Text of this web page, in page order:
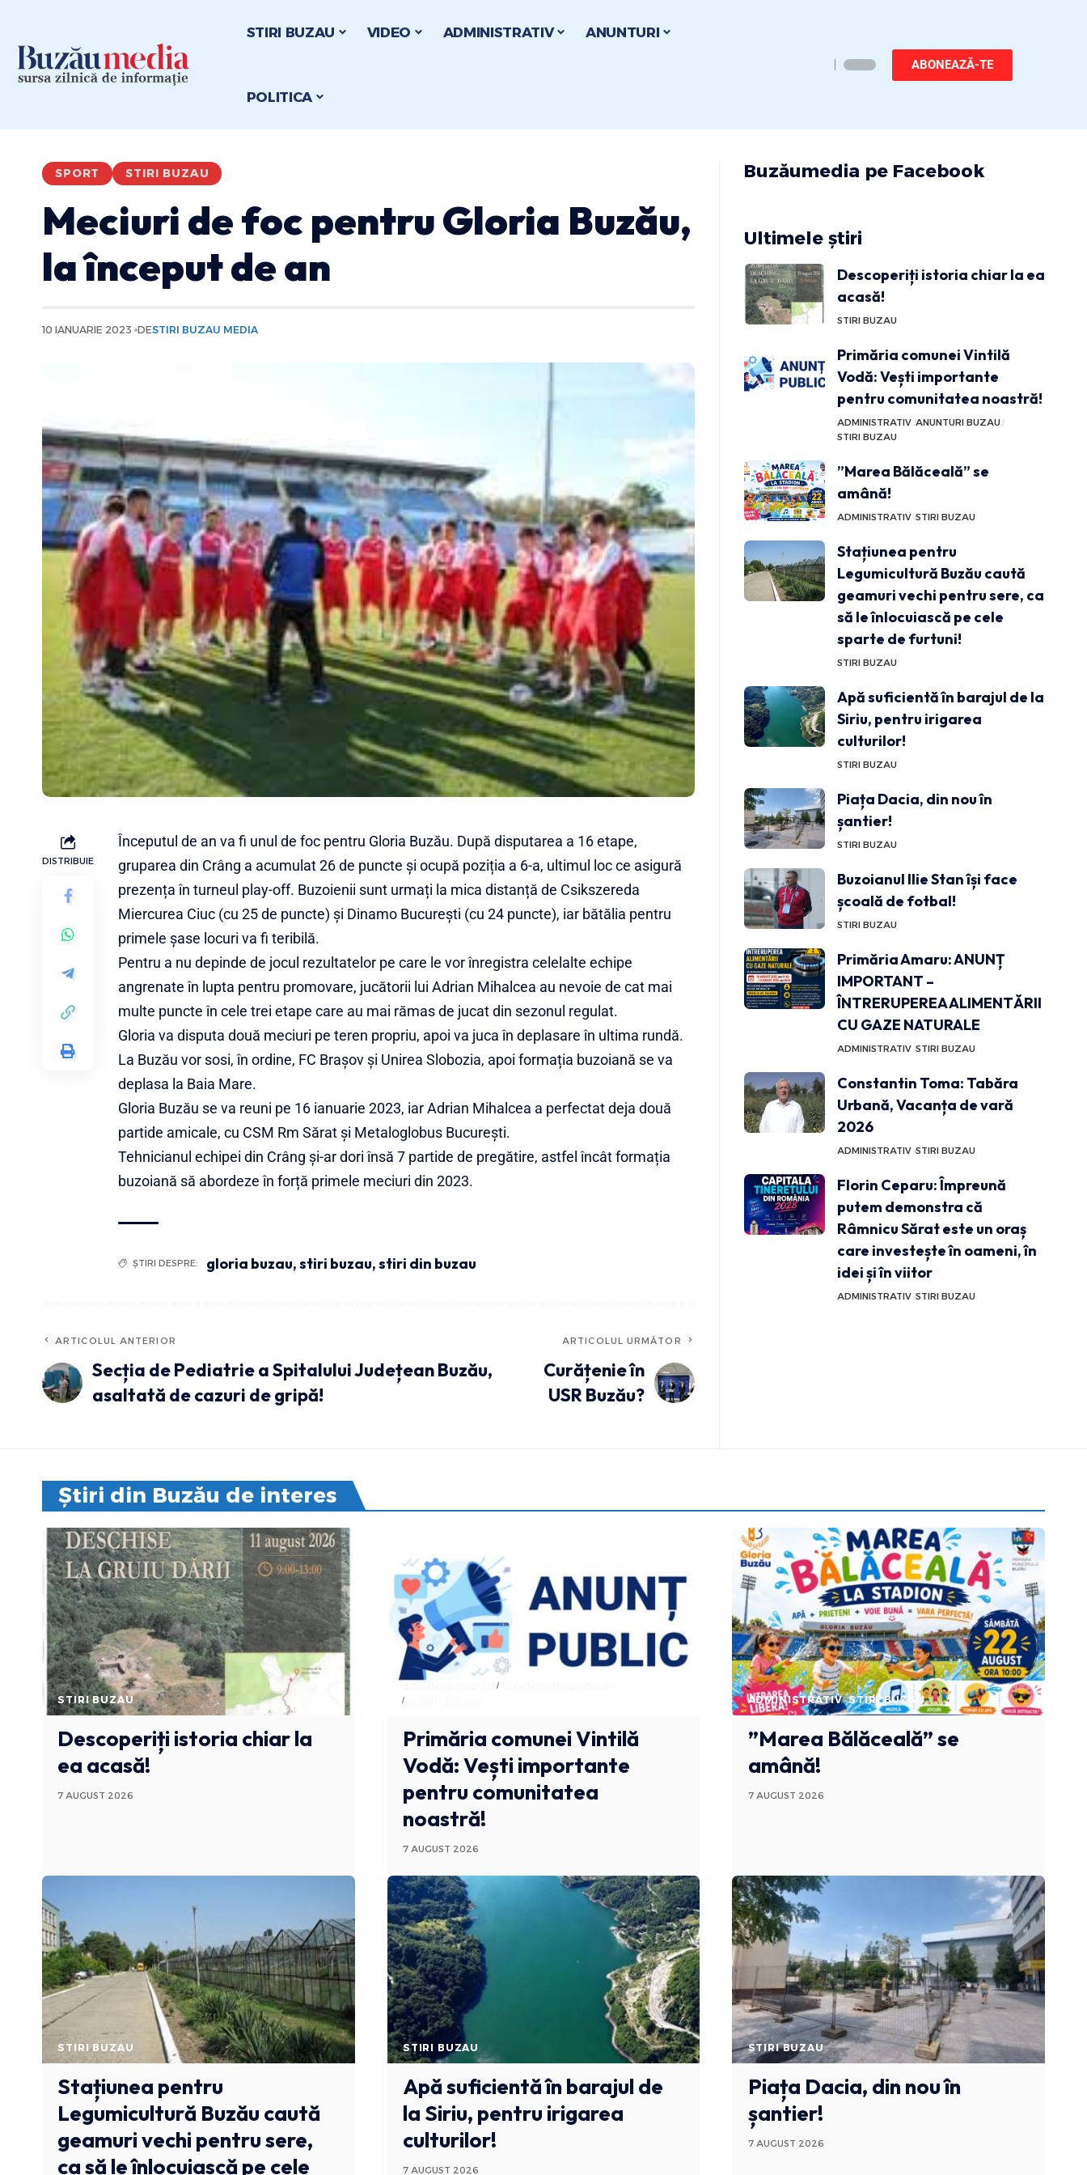
STIRI BUZAU VIDEO ADMINISTRATIV ANUNTURI
POLITICA
ABONEAZĂ-TE
SPORT STIRI BUZAU
Meciuri de foc pentru Gloria Buzău,
la început de an
10 IANUARIE 2023 DESTIRI BUZAU MEDIA
DISTRIBUIE
Începutul de an va fi unul de foc pentru Gloria Buzău. După disputarea a 16 etape,
gruparea din Crâng a acumulat 26 de puncte și ocupă poziția a 6-a, ultimul loc ce asigură
prezența în turneul play-off. Buzoienii sunt urmați la mica distanță de Csikszereda
Miercurea Ciuc (cu 25 de puncte) și Dinamo București (cu 24 puncte), iar bătălia pentru
primele șase locuri va fi teribilă.
Pentru a nu depinde de jocul rezultatelor pe care le vor înregistra celelalte echipe
angrenate în lupta pentru promovare, jucătorii lui Adrian Mihalcea au nevoie de cat mai
multe puncte în cele trei etape care au mai rămas de jucat din sezonul regulat.
Gloria va disputa două meciuri pe teren propriu, apoi va juca în deplasare în ultima rundă.
La Buzău vor sosi, în ordine, FC Brașov și Unirea Slobozia, apoi formația buzoiană se va
deplasa la Baia Mare.
Gloria Buzău se va reuni pe 16 ianuarie 2023, iar Adrian Mihalcea a perfectat deja două
partide amicale, cu CSM Rm Sărat și Metaloglobus București.
Tehnicianul echipei din Crâng și-ar dori însă 7 partide de pregătire, astfel încât formația
buzoiană să abordeze în forță primele meciuri din 2023.
ȘTIRI DESPRE: gloria buzau,stiri buzau,stiri din buzau
ARTICOLUL ANTERIOR
Secția de Pediatrie a Spitalului Județean Buzău,
asaltată de cazuri de gripă!
ARTICOLUL URMĂTOR
Curățenie în
USR Buzău?
Buzăumedia pe Facebook
Ultimele știri
Descoperiți istoria chiar la ea
acasă!
STIRI BUZAU
Primăria comunei Vintilă
Vodă: Vești importante
pentru comunitatea noastră!
ADMINISTRATIV ANUNTURI BUZAU
STIRI BUZAU
”Marea Bălăceală” se
amână!
ADMINISTRATIV STIRI BUZAU
Stațiunea pentru
Legumicultură Buzău caută
geamuri vechi pentru sere, ca
să le înlocuiască pe cele
sparte de furtuni!
STIRI BUZAU
Apă suficientă în barajul de la
Siriu, pentru irigarea
culturilor!
STIRI BUZAU
Piața Dacia, din nou în
șantier!
STIRI BUZAU
Buzoianul Ilie Stan își face
școală de fotbal!
STIRI BUZAU
Primăria Amaru: ANUNȚ
IMPORTANT –
ÎNTRERUPEREA ALIMENTĂRII
CU GAZE NATURALE
ADMINISTRATIV STIRI BUZAU
Constantin Toma: Tabăra
Urbană, Vacanța de vară
2026
ADMINISTRATIV STIRI BUZAU
Florin Ceparu: Împreună
putem demonstra că
Râmnicu Sărat este un oraș
care investește în oameni, în
idei și în viitor
ADMINISTRATIV STIRI BUZAU
Știri din Buzău de interes
STIRI BUZAU
Descoperiți istoria chiar la
ea acasă!
7 AUGUST 2026
ADMINISTRATIV
Primăria comunei Vintilă
Vodă: Vești importante
pentru comunitatea
noastră!
7 AUGUST 2026
ADMINISTRATIV STIRI BUZAU
”Marea Bălăceală” se
amână!
7 AUGUST 2026
STIRI BUZAU
Stațiunea pentru
Legumicultură Buzău caută
geamuri vechi pentru sere,
ca să le înlocuiască pe cele
STIRI BUZAU
Apă suficientă în barajul de
la Siriu, pentru irigarea
culturilor!
7 AUGUST 2026
STIRI BUZAU
Piața Dacia, din nou în
șantier!
7 AUGUST 2026